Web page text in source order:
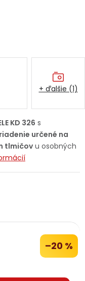
účet
v lehote 14 dní
poriadok
KD 326 s
určené na
tlmičov u osobných
–20 %
+ ďalšie (1)